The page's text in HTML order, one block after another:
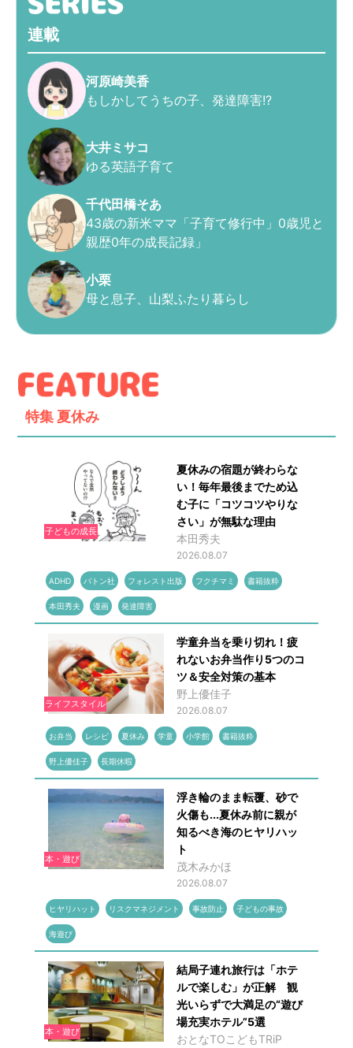
連載
河原崎美香
もしかしてうちの子、発達障害!?
大井ミサコ
ゆる英語子育て
千代田橋そあ
43歳の新米ママ「子育て修行中」0歳児と
親歴0年の成長記録」
小栗
母と息子、山梨ふたり暮らし
特集 夏休み
子どもの成長
夏休みの宿題が終わらな
い！毎年最後までため込
む子に「コツコツやりな
さい」が無駄な理由
本田秀夫
2026.08.07
ADHD バトン社 フォレスト出版 フクチマミ 書籍抜粋
本田秀夫 漫画 発達障害
ライフスタイル
学童弁当を乗り切れ！疲
れないお弁当作り5つのコ
ツ＆安全対策の基本
野上優佳子
2026.08.07
お弁当 レシピ 夏休み 学童 小学館 書籍抜粋
野上優佳子 長期休暇
本・遊び
浮き輪のまま転覆、砂で
火傷も...夏休み前に親が
知るべき海のヒヤリハッ
ト
茂木みかほ
2026.08.07
ヒヤリハット リスクマネジメント 事故防止 子どもの事故
海遊び
本・遊び
結局子連れ旅行は「ホテ
ルで楽しむ」が正解 観
光いらずで大満足の“遊び
場充実ホテル”5選
おとなTOこどもTRiP